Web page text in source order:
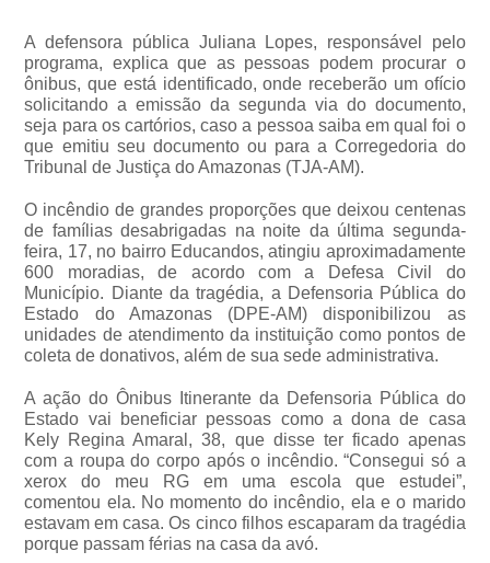
A defensora pública Juliana Lopes, responsável pelo
programa, explica que as pessoas podem procurar o
ônibus, que está identificado, onde receberão um ofício
solicitando a emissão da segunda via do documento,
seja para os cartórios, caso a pessoa saiba em qual foi o
que emitiu seu documento ou para a Corregedoria do
Tribunal de Justiça do Amazonas (TJA-AM).
O incêndio de grandes proporções que deixou centenas
de famílias desabrigadas na noite da última segunda-
feira, 17, no bairro Educandos, atingiu aproximadamente
600 moradias, de acordo com a Defesa Civil do
Município. Diante da tragédia, a Defensoria Pública do
Estado do Amazonas (DPE-AM) disponibilizou as
unidades de atendimento da instituição como pontos de
coleta de donativos, além de sua sede administrativa.
A ação do Ônibus Itinerante da Defensoria Pública do
Estado vai beneficiar pessoas como a dona de casa
Kely Regina Amaral, 38, que disse ter ficado apenas
com a roupa do corpo após o incêndio. “Consegui só a
xerox do meu RG em uma escola que estudei”,
comentou ela. No momento do incêndio, ela e o marido
estavam em casa. Os cinco filhos escaparam da tragédia
porque passam férias na casa da avó.